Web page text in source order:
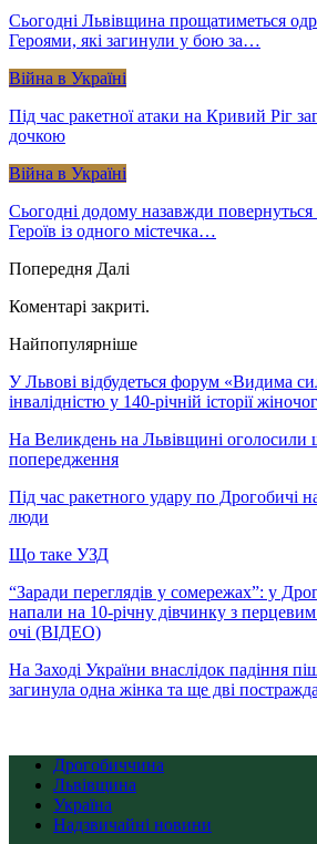
Сьогодні Львівщина прощатиметься
Героями, які загинули у бою за…
Війна в Україні
Під час ракетної атаки на Кривий Ріг
дочкою
Війна в Україні
Сьогодні додому назавжди повернуться
Героїв із одного містечка…
Попередня Далі
Коментарі закриті.
Найпопулярніше
У Львові відбудеться форум «Видима
інвалідністю у 140-річній історії
На Великдень на Львівщині оголосили
попередження
Під час ракетного удару по Дрогобичі
люди
Що таке УЗД
“Заради переглядів у сомережах”: у
напали на 10-річну дівчинку з перцевим
очі (ВІДЕО)
На Заході України внаслідок падіння
загинула одна жінка та ще дві
Дрогобиччина
Львівщина
Україна
Надзвичайні новини